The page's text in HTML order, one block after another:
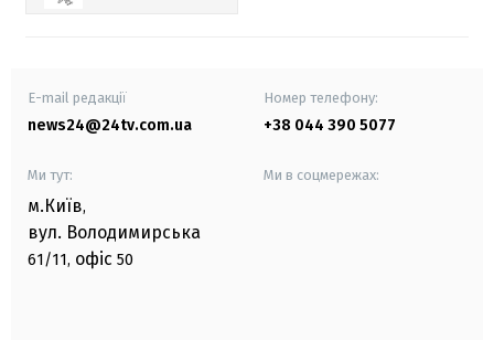
E-mail редакції
news24@24tv.com.ua
Номер телефону:
+38 044 390 5077
Ми тут:
м.Київ,
вул. Володимирська
61/11, офіс 50
Ми в соцмережах: